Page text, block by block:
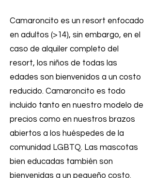
Camaroncito es un resort enfocado
en adultos (>14), sin embargo, en el
caso de alquiler completo del
resort, los niños de todas las
edades son bienvenidos a un costo
reducido. Camaroncito es todo
incluido tanto en nuestro modelo de
precios como en nuestros brazos
abiertos a los huéspedes de la
comunidad LGBTQ. Las mascotas
bien educadas también son
bienvenidas a un pequeño costo.